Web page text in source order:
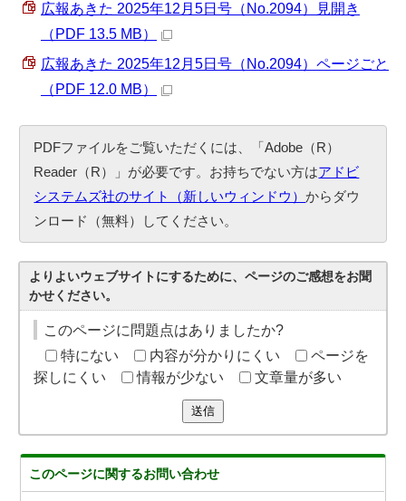
広報あきた 2025年12月5日号（No.2094）見開き
（PDF 13.5 MB）
広報あきた 2025年12月5日号（No.2094）ページごと
（PDF 12.0 MB）
PDFファイルをご覧いただくには、「Adobe（R）
Reader（R）」が必要です。お持ちでない方はアドビ
システムズ社のサイト（新しいウィンドウ）からダウ
ンロード（無料）してください。
よりよいウェブサイトにするために、ページのご感想をお聞
かせください。
このページに問題点はありましたか?
特にない
内容が分かりにくい
ページを
探しにくい
情報が少ない 文章量が多い
送信
このページに関するお問い合わせ